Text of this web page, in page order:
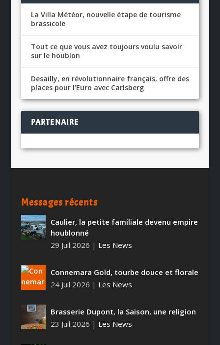
La Villa Météor, nouvelle étape de tourisme
brassicole
Tout ce que vous avez toujours voulu savoir
sur le houblon
Desailly, en révolutionnaire français, offre des
places pour l’Euro avec Carlsberg
PARTENAIRE
Messages récents
Caulier, la petite familiale devenu empire
houblonné
29 Juil 2026 | Les News
Connemara Gold, tourbe douce et florale
24 Juil 2026 | Les News
Brasserie Dupont, la Saison, une religion
23 Juil 2026 | Les News